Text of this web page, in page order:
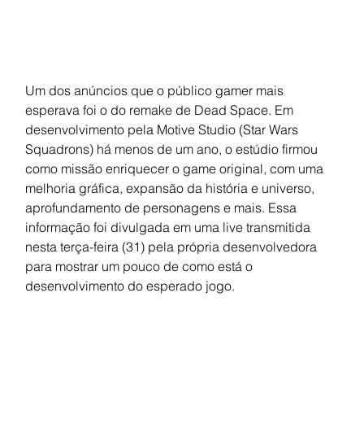
Um dos anúncios que o público gamer mais
esperava foi o do remake de Dead Space. Em
desenvolvimento pela Motive Studio (Star Wars
Squadrons) há menos de um ano, o estúdio firmou
como missão enriquecer o game original, com uma
melhoria gráfica, expansão da história e universo,
aprofundamento de personagens e mais. Essa
informação foi divulgada em uma live transmitida
nesta terça-feira (31) pela própria desenvolvedora
para mostrar um pouco de como está o
desenvolvimento do esperado jogo.